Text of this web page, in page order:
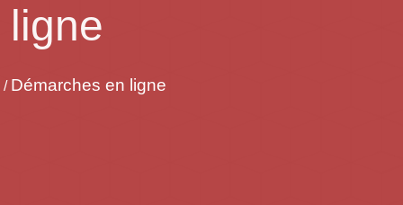
ligne
/ Démarches en ligne